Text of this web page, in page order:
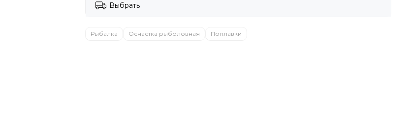
Выбрать
Рыбалка Оснастка рыболовная Поплавки